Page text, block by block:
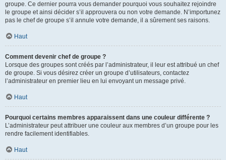
groupe. Ce dernier pourra vous demander pourquoi vous souhaitez rejoindre
le groupe et ainsi décider s’il approuvera ou non votre demande. N’importunez
pas le chef de groupe s’il annule votre demande, il a sûrement ses raisons.
Haut
Comment devenir chef de groupe ?
Lorsque des groupes sont créés par l’administrateur, il leur est attribué un chef
de groupe. Si vous désirez créer un groupe d’utilisateurs, contactez
l’administrateur en premier lieu en lui envoyant un message privé.
Haut
Pourquoi certains membres apparaissent dans une couleur différente ?
L’administrateur peut attribuer une couleur aux membres d’un groupe pour les
rendre facilement identifiables.
Haut